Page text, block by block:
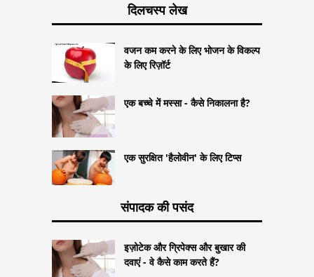
दिलचस्प लेख
वजन कम करने के लिए भोजन के विकल्प
के लिए रिज़ॉर्ट
एक बच्चे में मस्सा - कैसे निकालना है?
एक सुरक्षित 'हैलोवीन' के लिए टिप्स
संपादक की पसंद
इज़ोटेक और ग्रिपेक्स और बुखार की
दवाएं - वे कैसे काम करते हैं?